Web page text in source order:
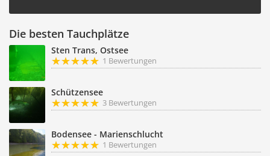
Die besten Tauchplätze
Sten Trans, Ostsee
1 Bewertungen
Schützensee
3 Bewertungen
Bodensee - Marienschlucht
1 Bewertungen